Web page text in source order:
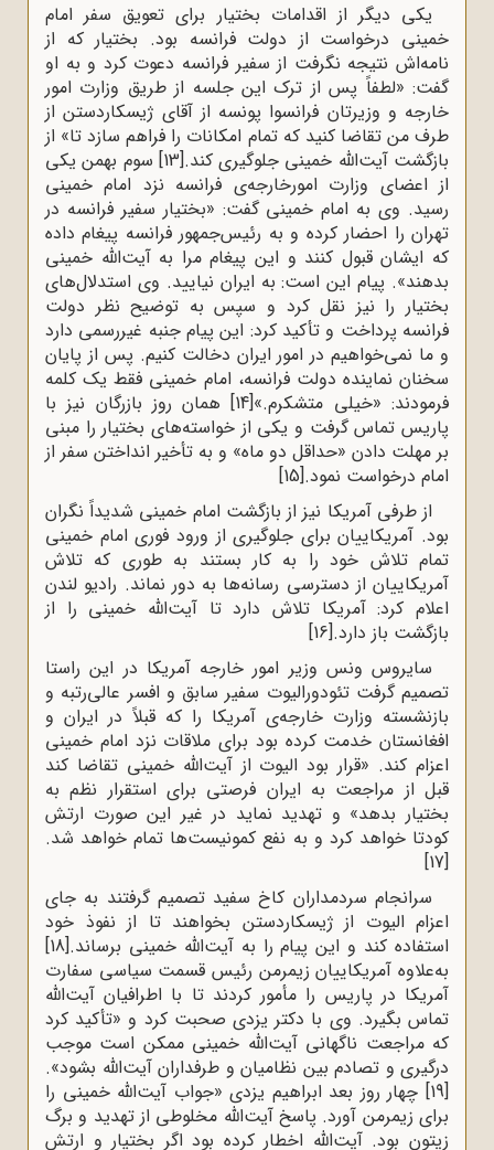
یکی‌ دیگر از اقدامات‌ بختیار برای تعویق سفر امام
خمینی درخواست‌ از دولت‌ فرانسه‌ بود. بختیار که‌ از
نامه‌اش‌ نتیجه ‌نگرفت‌ از سفیر فرانسه‌ دعوت‌ کرد و به‌ او
گفت: «لطفاً پس‌ از ترک‌ این‌ جلسه‌ از طریق ‌وزارت‌ امور
خارجه‌ و وزیرتان‌ فرانسوا پونسه‌ از آقای‌ ژیسکاردستن‌ از
طرف‌ من‌ تقاضا کنید که‌ تمام‌ امکانات‌ را فراهم‌ سازد تا» از
بازگشت‌ آیت‌الله خمینی‌ جلوگیری‌ کند.[13]
سوم‌ بهمن‌ یکی‌
از اعضای‌ وزارت‌ امورخارجه‌ی‌ فرانسه‌ نزد امام‌ خمینی‌
رسید. وی‌ به ‌امام‌ خمینی‌ گفت‌: «بختیار سفیر فرانسه‌ در
تهران‌ را احضار کرده‌ و به‌ رئیس‌جمهور فرانسه‌ پیغام‌ داده‌
که‌ ایشان‌ قبول‌ کنند و این‌ پیغام‌ مرا به‌ آیت‌الله خمینی‌
بدهند». پیام‌ این‌ است‌: به‌ ایران‌ نیایید. وی‌ استدلال‌های‌
بختیار را نیز نقل‌ کرد و سپس‌ به‌ توضیح‌ نظر دولت‌
فرانسه‌ پرداخت‌ و تأکید کرد: این‌ پیام‌ جنبه‌‌ غیررسمی‌ دارد
و ما نمی‌خواهیم‌ در امور ایران‌ دخالت‌ کنیم‌. پس‌ از پایان‌
سخنان‌ نماینده‌‌ دولت‌ فرانسه‌، امام‌ خمینی‌ فقط‌ یک‌ کلمه‌
فرمودند: «خیلی‌ متشکرم.‌»[14]
همان‌ روز بازرگان‌ نیز با
پاریس‌ تماس‌ گرفت‌ و یکی‌ از خواسته‌های‌ بختیار را مبنی‌
بر مهلت‌ دادن «حداقل‌ دو ماه‌» و به‌ تأخیر انداختن‌ سفر از
امام‌ درخواست‌ نمود.[15]
از طرفی آمریکا نیز از بازگشت‌ امام‌ خمینی‌ شدیداً نگران‌
بود. آمریکاییان‌ برای‌ جلوگیری‌ از ورود فوری‌ امام‌ خمینی‌
تمام‌ تلاش‌ خود را به‌ کار بستند به‌ طوری که تلاش‌
آمریکاییان‌ از دسترسی‌ رسانه‌ها به‌ دور نماند. رادیو لندن‌
اعلام‌ کرد: آمریکا تلاش‌ دارد تا آیت‌الله خمینی‌ را از
بازگشت‌ باز دارد.[16]
سایروس‌ ونس‌ وزیر امور خارجه‌‌ آمریکا در این راستا
تصمیم‌ گرفت‌ تئودورالیوت‌ سفیر سابق‌ و افسر عالی‌رتبه‌ و‌
بازنشسته‌‌ وزارت‌ خارجه‌ی‌ آمریکا را که‌ قبلاً در ایران‌ و
افغانستان‌ خدمت‌ کرده‌ بود برای‌ ملاقات‌ نزد امام‌ خمینی‌
اعزام‌ کند. «قرار بود الیوت‌ از آیت‌الله خمینی‌ تقاضا کند
قبل‌ از مراجعت‌ به‌ ایران‌ فرصتی‌ برای‌ استقرار نظم‌ به‌
بختیار بدهد» و تهدید نماید در غیر این‌ صورت‌ ارتش‌
کودتا خواهد کرد و به‌ نفع‌ کمونیست‌ها تمام‌ خواهد شد.
[17]
سرانجام‌ سردمداران‌ کاخ‌ سفید تصمیم‌ گرفتند به‌ جای‌
اعزام‌ الیوت‌ از ژیسکاردستن ‌بخواهند تا از نفوذ خود
استفاده‌ کند و این‌ پیام‌ را به‌ آیت‌الله خمینی‌ برساند.[18]
به‌علاوه ‌آمریکاییان‌ زیمرمن‌ رئیس‌ قسمت‌ سیاسی‌ سفارت‌
آمریکا در پاریس‌ را مأمور کردند تا با اطرافیان‌ آیت‌الله
تماس‌ بگیرد. وی‌ با دکتر یزدی‌ صحبت‌ کرد و «تأکید کرد
که‌ مراجعت‌ ناگهانی ‌آیت‌الله خمینی‌ ممکن‌ است‌ موجب‌
درگیری‌ و تصادم‌ بین‌ نظامیان‌ و طرفداران‌ آیت‌الله بشود».
[19]
چهار روز بعد ابراهیم یزدی «جواب‌ آیت‌الله خمینی‌ را
برای‌ زیمرمن‌ آورد. پاسخ ‌آیت‌الله مخلوطی‌ از تهدید و برگ‌
زیتون‌ بود. آیت‌الله اخطار کرده‌ بود اگر بختیار و ارتش